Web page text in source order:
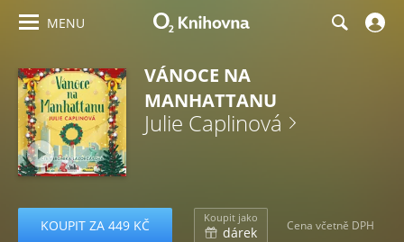
MENU
VÁNOCE NA
MANHATTANU
Julie Caplinová
KOUPIT ZA 449 KČ Koupit jako
dárek Cena včetně DPH